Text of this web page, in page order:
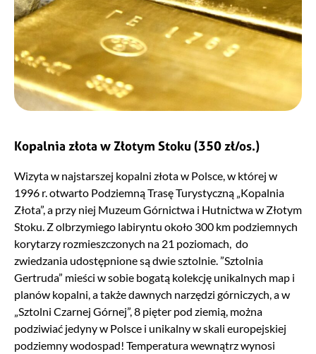
Kopalnia złota w Złotym Stoku (350 zł/os.)
Wizyta w najstarszej kopalni złota w Polsce, w której w
1996 r. otwarto Podziemną Trasę Turystyczną „Kopalnia
Złota”, a przy niej Muzeum Górnictwa i Hutnictwa w Złotym
Stoku. Z olbrzymiego labiryntu około 300 km podziemnych
korytarzy rozmieszczonych na 21 poziomach, do
zwiedzania udostępnione są dwie sztolnie. ”Sztolnia
Gertruda” mieści w sobie bogatą kolekcję unikalnych map i
planów kopalni, a także dawnych narzędzi górniczych, a w
„Sztolni Czarnej Górnej”, 8 pięter pod ziemią, można
podziwiać jedyny w Polsce i unikalny w skali europejskiej
podziemny wodospad! Temperatura wewnątrz wynosi